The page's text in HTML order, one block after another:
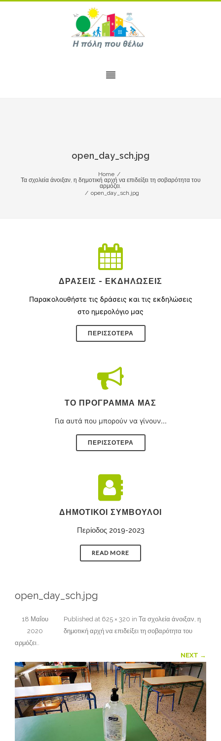
open_day_sch.jpg
Home /
Τα σχολεία άνοιξαν, η δημοτική αρχή να επιδείξει τη σοβαρότητα του
αρμόζει.
/ open_day_sch.jpg
ΔΡΆΣΕΙΣ - ΕΚΔΗΛΏΣΕΙΣ
Παρακολουθήστε τις δράσεις και τις εκδηλώσεις
στο ημερολόγιο μας
ΠΕΡΙΣΣΌΤΕΡΑ
ΤΟ ΠΡΌΓΡΑΜΜΑ ΜΑΣ
Για αυτά που μπορούν να γίνουν...
ΠΕΡΙΣΣΟΤΕΡΑ
ΔΗΜΟΤΙΚΟΊ ΣΎΜΒΟΥΛΟΙ
Περίοδος 2019-2023
READ MORE
open_day_sch.jpg
Published
18 Μαΐου
2020
at 625 × 320 in Τα σχολεία άνοιξαν, η
δημοτική αρχή να επιδείξει τη σοβαρότητα του
αρμόζει..
NEXT →